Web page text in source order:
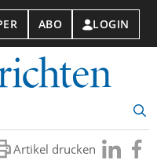
ABO LOGIN
Artikel drucken Besuchen